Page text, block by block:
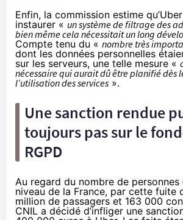
Enfin, la commission estime
instaurer « un système de filtrage des
bien même cela nécessitait un long
Compte tenu du « nombre très
dont les données personnelles
sur les serveurs, une telle mesure «
nécessaire qui aurait dû être planifié dès
l’utilisation des services ».
Une sanction rendue
toujours pas sur le
RGPD
Au regard du nombre de personnes
niveau de la France, par cette fuite
million de passagers et 163 000
CNIL a décidé d’infliger une